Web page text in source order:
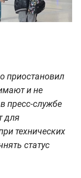
приостановил
и не
пресс-службе
для
технических
статус